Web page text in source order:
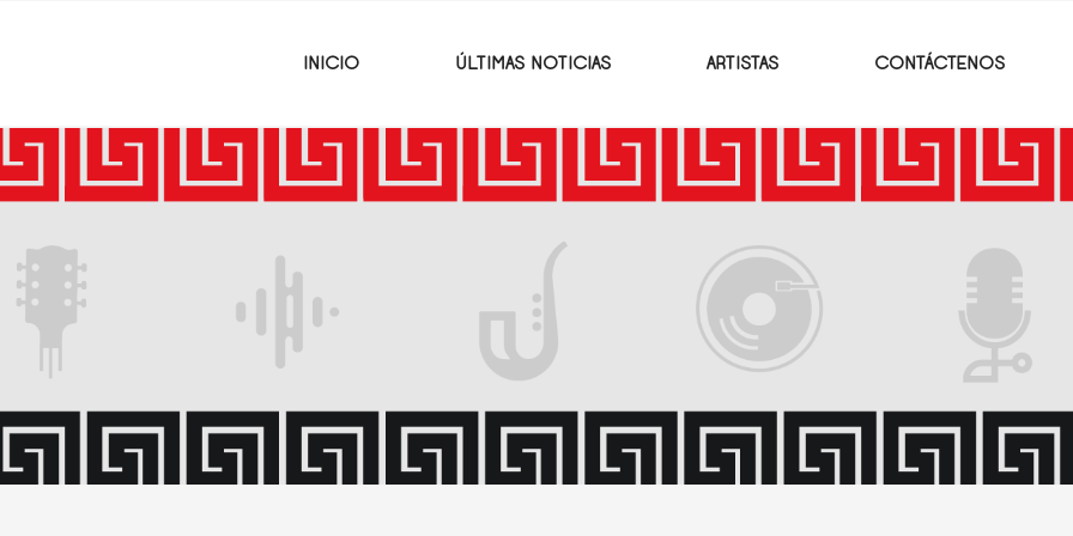
INICIO ÚLTIMAS NOTICIAS ARTISTAS CONTÁCTENOS